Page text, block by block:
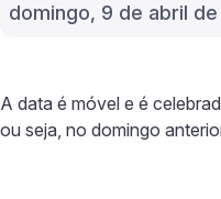
domingo, 9 de abril
A data é móvel e é
ou seja, no domingo